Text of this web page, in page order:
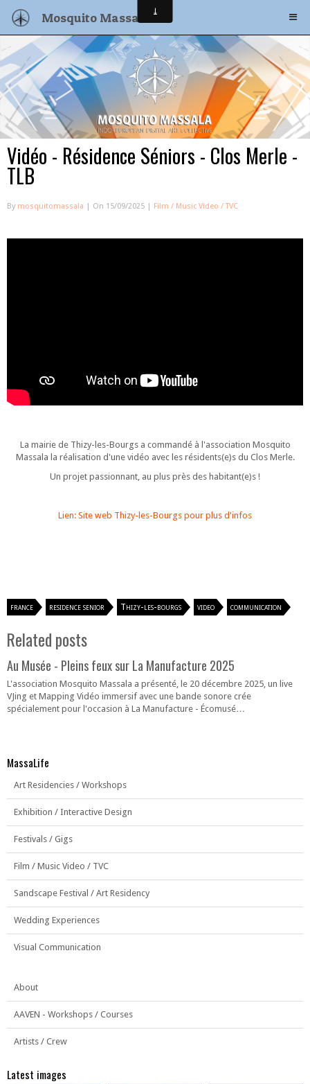
Mosquito Massala
Massalife
Contact
Vidéo - Résidence Séniors - Clos Merle -
TLB
By mosquitomassala | On 15/09/2025 | Film / Music Video / TVC
La mairie de Thizy-les-Bourgs a commandé à l'association Mosquito
Massala la réalisation d'une vidéo avec les résidents(e)s du Clos Merle.
Un projet passionnant, au plus près des habitant(e)s !
Lien: Site web Thizy-les-Bourgs pour plus d'infos
france residence senior Thizy-les-bourgs video communication
Related posts
Au Musée - Pleins feux sur La Manufacture 2025
L'association Mosquito Massala a présenté, le 20 décembre 2025, un live
VJing et Mapping Vidéo immersif avec une bande sonore crée
spécialement pour l'occasion à La Manufacture - Écomusé…
MassaLife
Art Residencies / Workshops
Exhibition / Interactive Design
Festivals / Gigs
Film / Music Video / TVC
Sandscape Festival / Art Residency
Wedding Experiences
Visual Communication
About
AAVEN - Workshops / Courses
Artists / Crew
Latest images